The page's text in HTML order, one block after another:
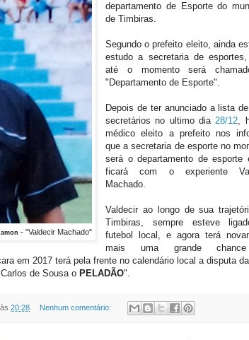
- "Valdecir Machado"
departamento de Esporte do
de Timbiras.
Segundo o prefeito eleito, ainda
estudo a secretaria de
até o momento será
"Departamento de Esporte".
Depois de ter anunciado a lista
secretários no ultimo dia28/12,
médico eleito a prefeito nos
que a secretaria de esporte no
será o departamento de esporte
ficará com o experiente
Machado.
Valdecir ao longo de sua
Timbiras, sempre esteve
futebol local, e agora terá
mais uma grande
em 2017 terá pela frente no calendário local a disputa
de Sousa o PELADÃO".
às 20:28 Nenhum comentário: